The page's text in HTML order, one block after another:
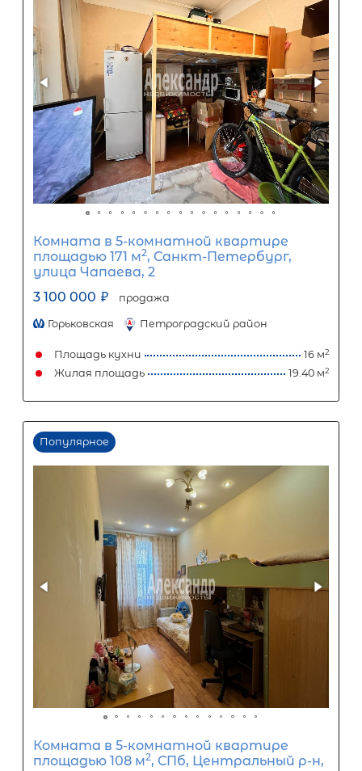
Срок кредита
15 лет
1 5 10 15 20 25
Процентная
ставка
12%
1 5 10 15 20
Ежемесячный платеж
Размер кредита
Первый взнос
2 130 000 ₽
17 077
3 550 000
Задать вопрос Отправить заявку
ООО «АЛЕКСАНДР-НЕДВИЖИМОСТЬ» не является кредитной
организацией. Кредит предоставляется банками-
носит информационный характер и не является
точного расчета платежей по кредиту и предоставления
об условиях кредитования обратитесь к менеджерам нашей
(Санкт-Петербург ул. Боткинская д. 15 тел. +7(812) 200-4000 )